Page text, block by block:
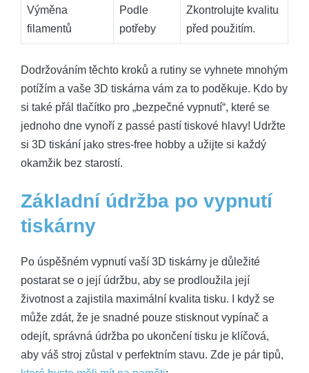
Výměna
filamentů
Podle
potřeby
Zkontrolujte kvalitu
před použitím.
Dodržováním těchto kroků a rutiny se vyhnete mnohým
potížím a vaše 3D tiskárna vám za to poděkuje. Kdo by
si také přál tlačítko pro „bezpečné vypnutí“, které se
jednoho dne vynoří z passé pastí tiskové hlavy! Udržte
si 3D tiskání jako stres-free hobby a užijte si každý
okamžik bez starostí.
Základní údržba po vypnutí
tiskárny
Po úspěšném vypnutí vaší 3D tiskárny je důležité
postarat se o její údržbu, aby se prodloužila její
životnost a zajistila maximální kvalita tisku. I když se
může zdát, že je snadné pouze stisknout vypínač a
odejít, správná údržba po ukončení tisku je klíčová,
aby váš stroj zůstal v perfektním stavu. Zde je pár tipů,